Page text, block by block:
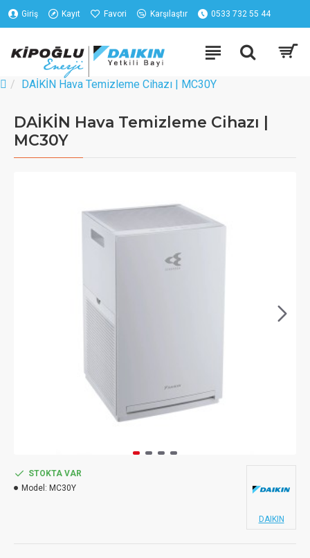
Giriş Kayıt Favori Karşılaştır 0533 732 55 44
DAİKİN Hava Temizleme Cihazı | MC30Y
DAİKİN Hava Temizleme Cihazı |
MC30Y
STOKTA VAR
Model: MC30Y
DAIKIN